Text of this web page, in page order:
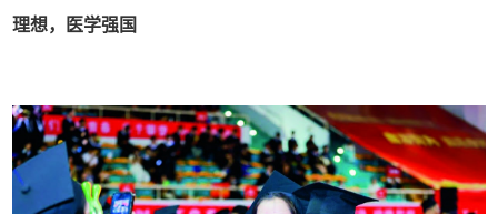
理想，医学强国